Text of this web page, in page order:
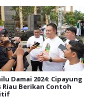
Damai 2024: Cipayung
Riau Berikan Contoh